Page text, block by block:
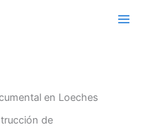
en Loeches
de